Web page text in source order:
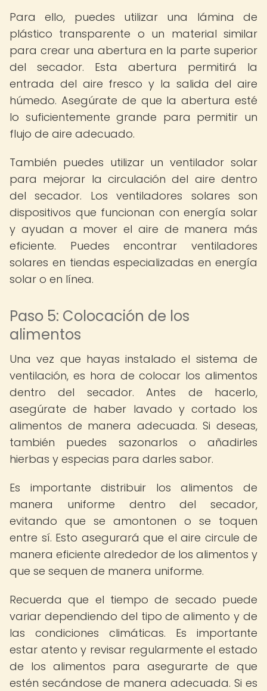
Para ello, puedes utilizar una lámina de
plástico transparente o un material similar
para crear una abertura en la parte superior
del secador. Esta abertura permitirá la
entrada del aire fresco y la salida del aire
húmedo. Asegúrate de que la abertura esté
lo suficientemente grande para permitir un
flujo de aire adecuado.
También puedes utilizar un ventilador solar
para mejorar la circulación del aire dentro
del secador. Los ventiladores solares son
dispositivos que funcionan con energía solar
y ayudan a mover el aire de manera más
eficiente. Puedes encontrar ventiladores
solares en tiendas especializadas en energía
solar o en línea.
Paso 5: Colocación de los
alimentos
Una vez que hayas instalado el sistema de
ventilación, es hora de colocar los alimentos
dentro del secador. Antes de hacerlo,
asegúrate de haber lavado y cortado los
alimentos de manera adecuada. Si deseas,
también puedes sazonarlos o añadirles
hierbas y especias para darles sabor.
Es importante distribuir los alimentos de
manera uniforme dentro del secador,
evitando que se amontonen o se toquen
entre sí. Esto asegurará que el aire circule de
manera eficiente alrededor de los alimentos y
que se sequen de manera uniforme.
Recuerda que el tiempo de secado puede
variar dependiendo del tipo de alimento y de
las condiciones climáticas. Es importante
estar atento y revisar regularmente el estado
de los alimentos para asegurarte de que
estén secándose de manera adecuada. Si es